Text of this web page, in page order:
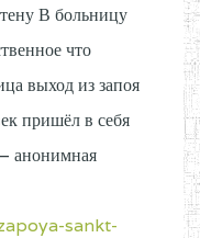
В больницу
что
выход из запоя
пришёл в себя
анонимная
sankt-